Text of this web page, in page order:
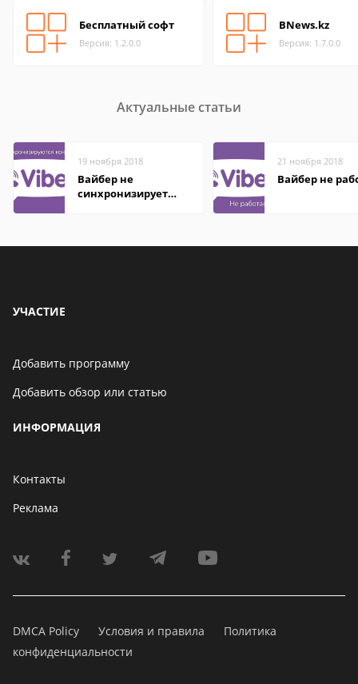
Бесплатный софт
Версия: 1.2.0.0
BNews.kz
Версия: 1.7.0.0
Актуальные статьи
19 ноября 2018
Вайбер не
синхронизирует
21 ноября 2018
Вайбер не
УЧАСТИЕ
Добавить программу
Добавить обзор или статью
ИНФОРМАЦИЯ
Контакты
Реклама
DMCA Policy Условия и правила
Политика
конфиденциальности